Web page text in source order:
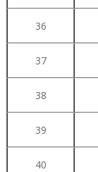
36
37
38
39
40